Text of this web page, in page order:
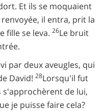
Et ils se moquaient
il entra, prit la
fille se leva. 26Le bruit
par deux aveugles, qui
David! 28Lorsqu'il fut
s'approchèrent de lui,
je puisse faire cela?